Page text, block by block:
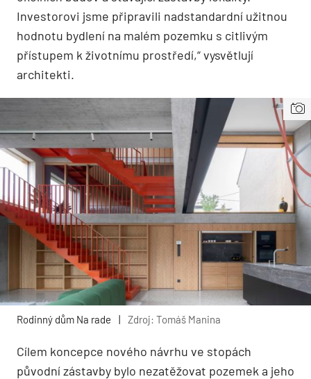
Investorovi jsme připravili nadstandardní užitnou
hodnotu bydlení na malém pozemku s citlivým
přístupem k životnímu prostředí,“ vysvětlují
architekti.
Rodinný dům Na rade | Zdroj: Tomáš Manina
Cílem koncepce nového návrhu ve stopách
původní zástavby bylo nezatěžovat pozemek a jeho